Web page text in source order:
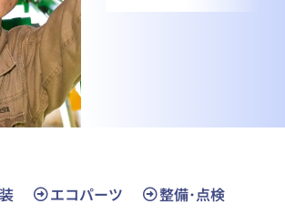
エコパーツ
整備･点検